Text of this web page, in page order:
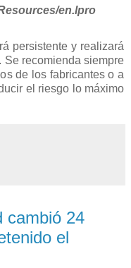
en.lpro
persistente y realizará
. Se recomienda siempre
de los fabricantes o a
el riesgo lo máximo
cambió 24
el